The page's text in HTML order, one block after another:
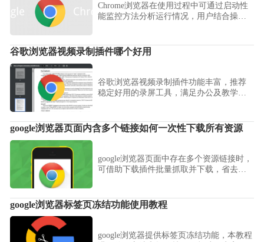
Chrome浏览器在使用过程中可通过启动性
能监控方法分析运行情况，用户结合操作
谷歌浏览器视频录制插件哪个好用
谷歌浏览器视频录制插件功能丰富，推荐
稳定好用的录屏工具，满足办公及教学录
google浏览器页面内含多个链接如何一次性下载所有资源
google浏览器页面中存在多个资源链接时，
可借助下载插件批量抓取并下载，省去逐
google浏览器标签页冻结功能使用教程
google浏览器提供标签页冻结功能，本教程